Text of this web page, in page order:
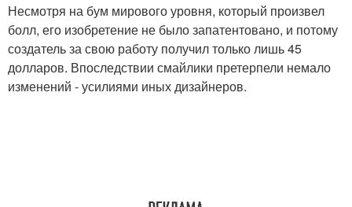
Несмотря на бум мирового уровня, который произвел
болл, его изобретение не было запатентовано, и потому
создатель за свою работу получил только лишь 45
долларов. Впоследствии смайлики претерпели немало
изменений - усилиями иных дизайнеров.